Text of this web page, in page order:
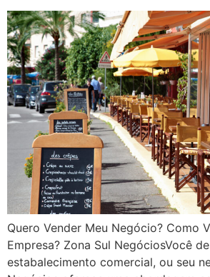
Quero Vender Meu Negócio? Como
Empresa? Zona Sul NegóciosVocê
estabalecimento comercial, ou seu